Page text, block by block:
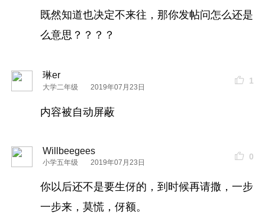
既然知道也决定不来往，那你发帖问怎么还是
么意思？？？？
琳er
大学二年级 2019年07月23日
1
内容被自动屏蔽
Willbeegees
小学五年级 2019年07月23日
0
你以后还不是要生伢的，到时候再请撒，一步
一步来，莫慌，伢额。